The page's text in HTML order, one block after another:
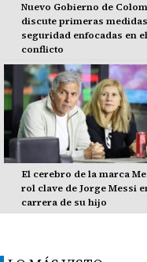
Nuevo Gobierno de
discute primeras
seguridad enfocadas en el
conflicto
El cerebro de la marca
rol clave de Jorge Messi
carrera de su hijo